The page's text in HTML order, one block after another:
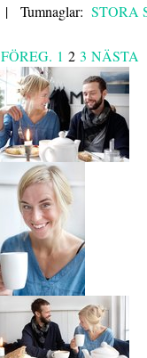
| Tumnaglar: STORA
FÖREG. 1 2 3 NÄSTA